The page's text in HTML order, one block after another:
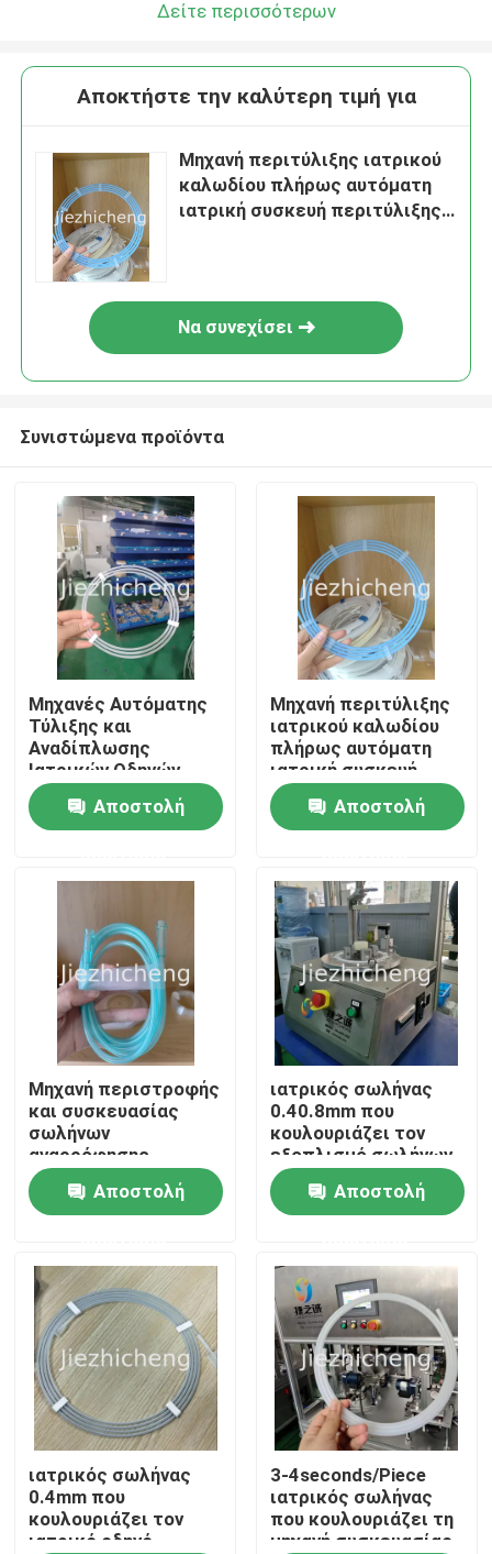
Προϊόντα
Βίντεο
Σχετικά με εμάς
Επισκεψή εργοστασίου
Έλεγχος ποιότητας
Επικοινωνήστε μαζί μας
Ζητήστε μια προσφορά
Μηχανές συσκευασίας ιατρικών συσκευών
Ιατρικός εξοπλισμός που κατασκευάζει τη μηχανή
Δείτε περισσότερων
Αποκτήστε την καλύτερη τιμή για
Μηχανή περιτύλιξης ιατρικού
καλωδίου πλήρως αυτόματη
ιατρική συσκευή περιτύλιξης
Να συνεχίσει
Συνιστώμενα προϊόντα
Μηχανές Αυτόματης
Τύλιξης και
Αναδίπλωσης
Ιατρικών Οδηγών
Υψηλής Ταχύτητας
και Ιατρικών
Σωλήνων 3-4
Τεμάχιο
Αποστολή
Μηχανή περιτύλιξης
ιατρικού καλωδίου
πλήρως αυτόματη
ιατρική συσκευή
περιτύλιξης
καλωδίου και
συσκευασίας Μηχανή
περιτύλιξης και
συμπίεσης DSHT001
Αποστολή
Μηχανή περιστροφής
και συσκευασίας
σωλήνων
αναρρόφησης
Συσκευή αυτόματης
περιστροφής και
σύνδεσης για
SCT001
Αποστολή
ιατρικός σωλήνας
0.40.8mm που
κουλουριάζει τον
εξοπλισμό σωλήνων
σπειρών πορπών
μηχανών
συσκευασίας
Αποστολή
ιατρικός σωλήνας
0.4mm που
κουλουριάζει τον
ιατρικό οδηγό
3-4seconds/Piece
ιατρικός σωλήνας
που κουλουριάζει τη
μηχανή συσκευασίας